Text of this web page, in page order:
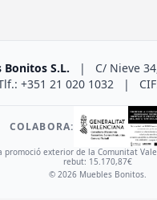
Bonitos S.L. |
C/ Nieve
+351 21 020 1032 |
COLABORA:
promoció exterior de la Comunitat
rebut: 15.170,87€
© 2026 Muebles Bonitos.